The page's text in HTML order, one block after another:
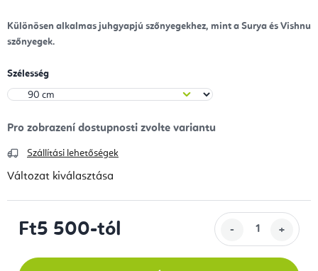
Különösen alkalmas juhgyapjú szőnyegekhez, mint a Surya és Vishnu
szőnyegek.
Szélesség
Szállítási lehetőségek
Változat kiválasztása
Ft5 500-tól